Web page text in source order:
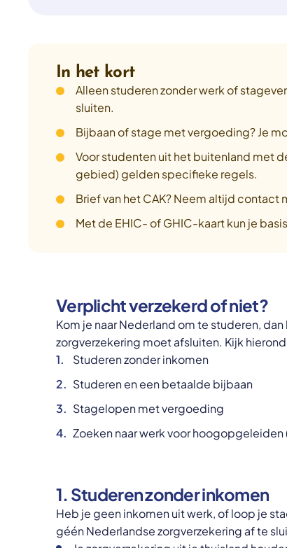
In het kort
Alleen studeren zonder werk of
sluiten.
Bijbaan of stage met vergoeding? Je
Voor studenten uit het buitenland met
gebied) gelden specifieke regels.
Brief van het CAK? Neem altijd
Met de EHIC- of GHIC-kaart kun je
Verplicht verzekerd of niet?
Kom je naar Nederland om te studeren,
zorgverzekering moet afsluiten. Kijk
Studeren zonder inkomen
Studeren en een betaalde bijbaan
Stagelopen met vergoeding
Zoeken naar werk voor
1. Studeren zonder inkomen
Heb je geen inkomen uit werk, of loop je
géén Nederlandse zorgverzekering af te